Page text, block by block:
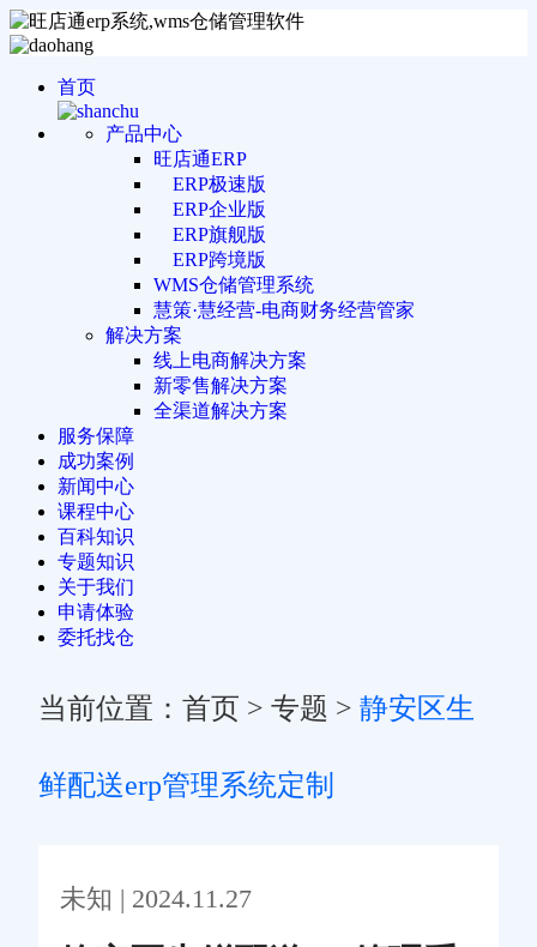
首页
产品中心
旺店通ERP
ERP极速版
ERP企业版
ERP旗舰版
ERP跨境版
WMS仓储管理系统
慧策·慧经营-电商财务经营管家
解决方案
线上电商解决方案
新零售解决方案
全渠道解决方案
服务保障
成功案例
新闻中心
课程中心
百科知识
专题知识
关于我们
申请体验
委托找仓
当前位置： 首页 > 专题 > 静安区生
鲜配送erp管理系统定制
未知 | 2024.11.27